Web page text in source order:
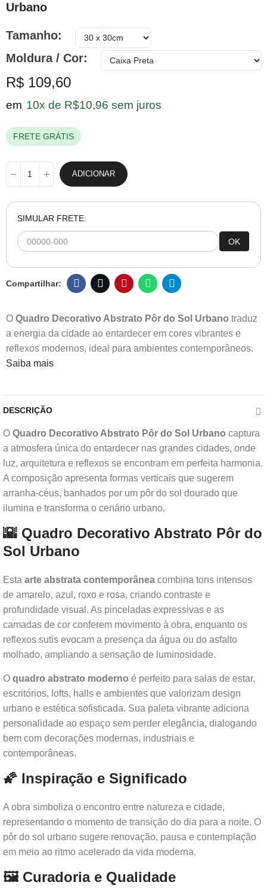
Urbano
Tamanho
Moldura / Cor
R$ 109,60
em 10x de R$10,96 sem juros
FRETE GRÁTIS
ADICIONAR
SIMULAR FRETE:
OK
O Quadro Decorativo Abstrato Pôr do Sol Urbano traduz
a energia da cidade ao entardecer em cores vibrantes e
reflexos modernos, ideal para ambientes contemporâneos.
Saiba mais
DESCRIÇÃO
O Quadro Decorativo Abstrato Pôr do Sol Urbano captura
a atmosfera única do entardecer nas grandes cidades, onde
luz, arquitetura e reflexos se encontram em perfeita harmonia.
A composição apresenta formas verticais que sugerem
arranha-céus, banhados por um pôr do sol dourado que
ilumina e transforma o cenário urbano.
🌇 Quadro Decorativo Abstrato Pôr do
Sol Urbano
Esta arte abstrata contemporânea combina tons intensos
de amarelo, azul, roxo e rosa, criando contraste e
profundidade visual. As pinceladas expressivas e as
camadas de cor conferem movimento à obra, enquanto os
reflexos sutis evocam a presença da água ou do asfalto
molhado, ampliando a sensação de luminosidade.
O quadro abstrato moderno é perfeito para salas de estar,
escritórios, lofts, halls e ambientes que valorizam design
urbano e estética sofisticada. Sua paleta vibrante adiciona
personalidade ao espaço sem perder elegância, dialogando
bem com decorações modernas, industriais e
contemporâneas.
🌠 Inspiração e Significado
A obra simboliza o encontro entre natureza e cidade,
representando o momento de transição do dia para a noite. O
pôr do sol urbano sugere renovação, pausa e contemplação
em meio ao ritmo acelerado da vida moderna.
🖼️ Curadoria e Qualidade